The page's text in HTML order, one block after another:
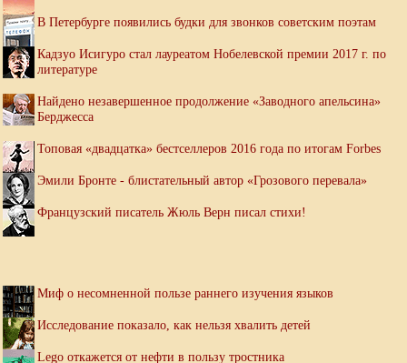
В Петербурге появились будки для звонков советским поэтам
Кадзуо Исигуро стал лауреатом Нобелевской премии 2017 г. по
литературе
Найдено незавершенное продолжение «Заводного апельсина»
Берджесса
Топовая «двадцатка» бестселлеров 2016 года по итогам Forbes
Эмили Бронте - блистательный автор «Грозового перевала»
Французский писатель Жюль Верн писал стихи!
Миф о несомненной пользе раннего изучения языков
Исследование показало, как нельзя хвалить детей
Lego откажется от нефти в пользу тростника